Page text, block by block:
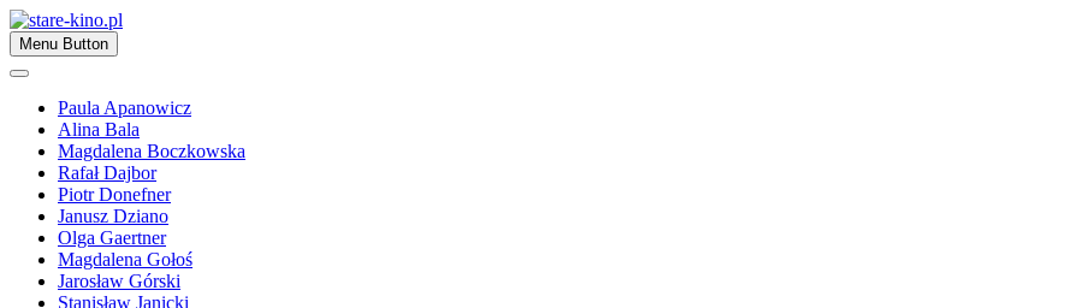
Skip
to
content
stare-kino.pl
Zapraszamy
Menu Button
Paula Apanowicz
Alina Bala
Magdalena Boczkowska
Rafał Dajbor
Piotr Donefner
Janusz Dziano
Olga Gaertner
Magdalena Gołoś
Jarosław Górski
Stanisław Janicki